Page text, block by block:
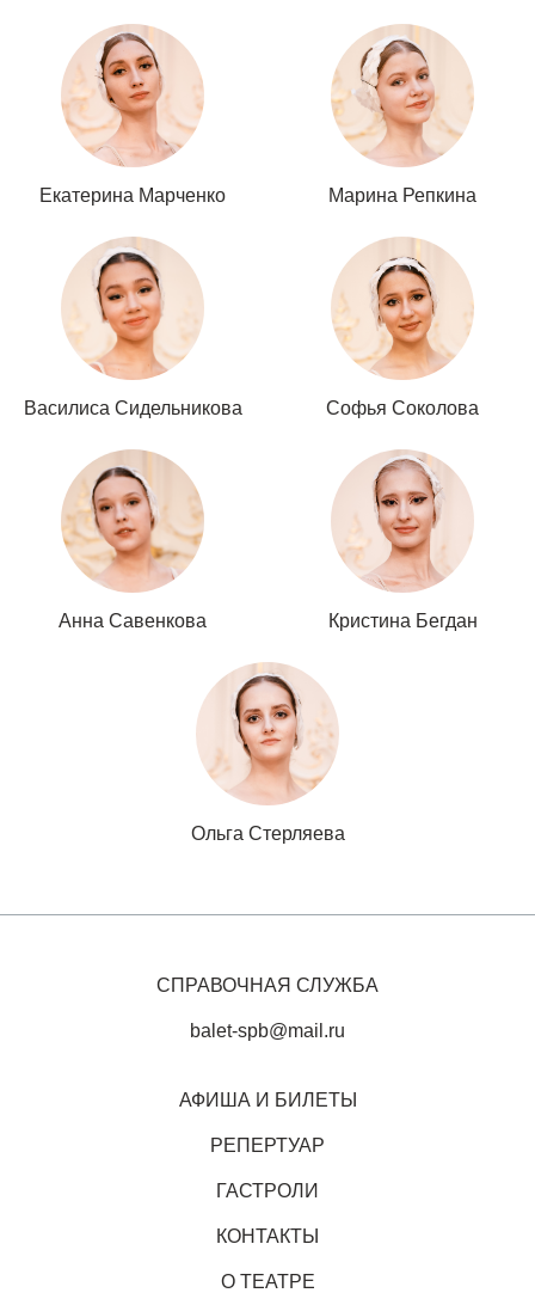
Екатерина Марченко Марина Репкина
Василиса Сидельникова Софья Соколова
Анна Савенкова Кристина Бегдан
Ольга Стерляева
АФИША И БИЛЕТЫ
РЕПЕРТУАР
ГАСТРОЛИ
КОНТАКТЫ
О ТЕАТРЕ
СПРАВОЧНАЯ СЛУЖБА
balet-spb@mail.ru